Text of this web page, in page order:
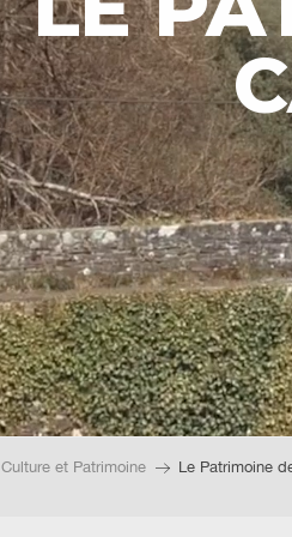
Culture et Patrimoine Le Patrimoine